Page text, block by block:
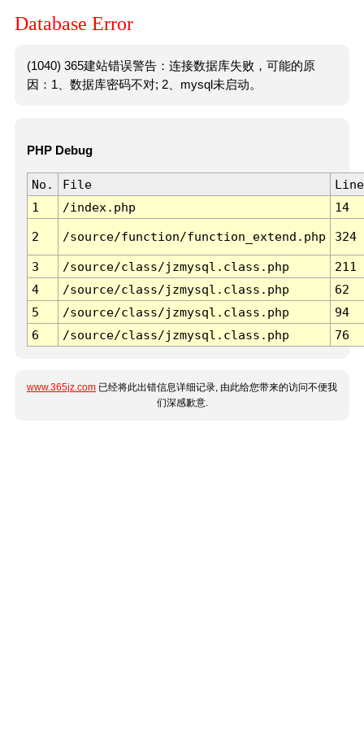
Database Error
(1040) 365建站错误警告：连接数据库失败，可能的原
因：1、数据库密码不对; 2、mysql未启动。
PHP Debug
No. File
Line
1
/index.php 14
2 /source/function/function_extend.php 324
3 /source/class/jzmysql.class.php
211
4
/source/class/jzmysql.class.php
62
5
/source/class/jzmysql.class.php
94
6
/source/class/jzmysql.class.php 76
www.365jz.com 已经将此出错信息详细记录, 由此给您带来的访问不便我
们深感歉意.